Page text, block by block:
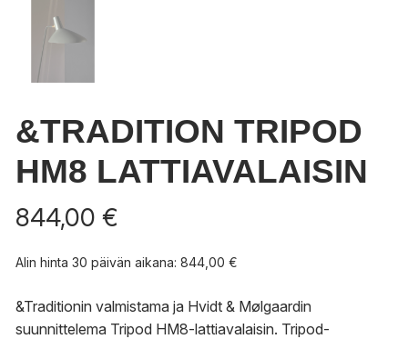
&TRADITION TRIPOD
HM8 LATTIAVALAISIN
844,00 €
Alin hinta 30 päivän aikana: 844,00 €
&Traditionin valmistama ja Hvidt & Mølgaardin
suunnittelema Tripod HM8-lattiavalaisin. Tripod-